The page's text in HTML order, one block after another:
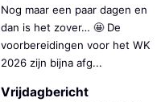
Nog maar een paar dagen en
dan is het zover… 🤩 De
voorbereidingen voor het WK
2026 zijn bijna afg...
Vrijdagbericht